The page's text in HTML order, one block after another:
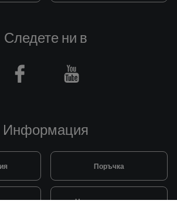
Информация
Поръчка
Начини на плащане
Следете ни в
Facebook Youtube